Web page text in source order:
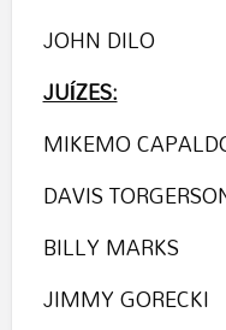
JOHN DILO
JUÍZES:
MIKEMO
DAVIS
BILLY MARKS
JIMMY GORECKI